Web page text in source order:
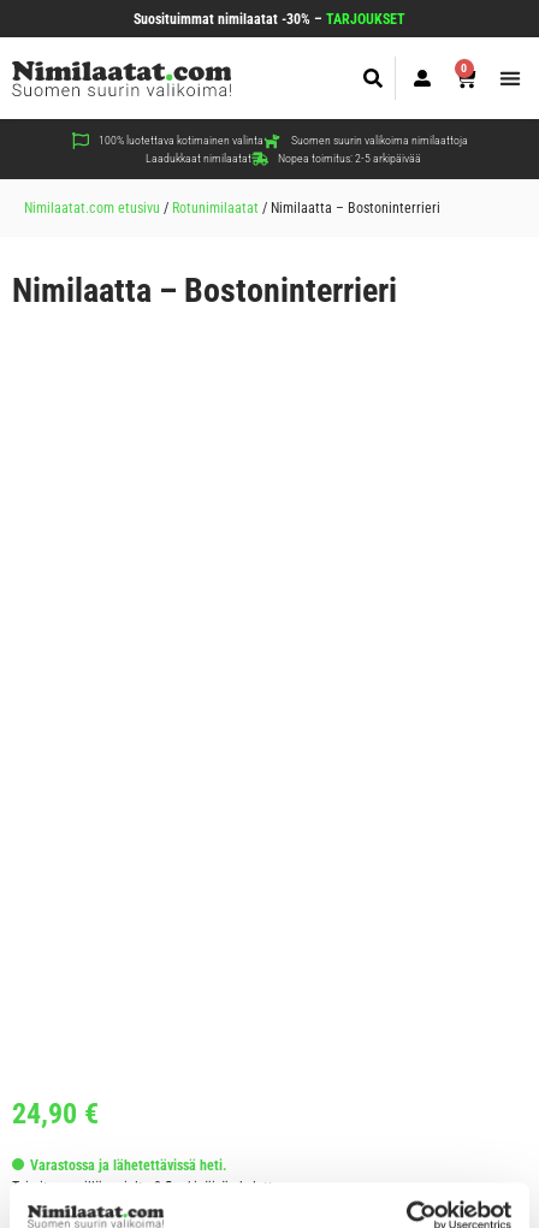
Suosituimmat nimilaatat -30% – TARJOUKSET
0
100% luotettava kotimainen valinta
Suomen suurin valikoima nimilaattoja
Laadukkaat nimilaatat
Nopea toimitus: 2-5 arkipäivää
Nimilaatat.com etusivu / Rotunimilaatat / Nimilaatta – Bostoninterrieri
Nimilaatta – Bostoninterrieri
24,90 €
Varastossa ja lähetettävissä heti.
Toimitus perillä arviolta 2-5 arkipäivän kuluttua.